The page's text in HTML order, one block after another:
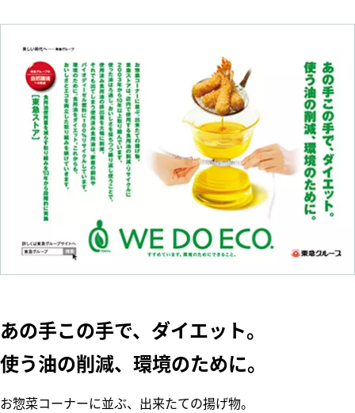
電車とバスの
博物館
あの手この手で、ダイエット。
使う油の削減、環境のために。
お惣菜コーナーに並ぶ、出来たての揚げ物。